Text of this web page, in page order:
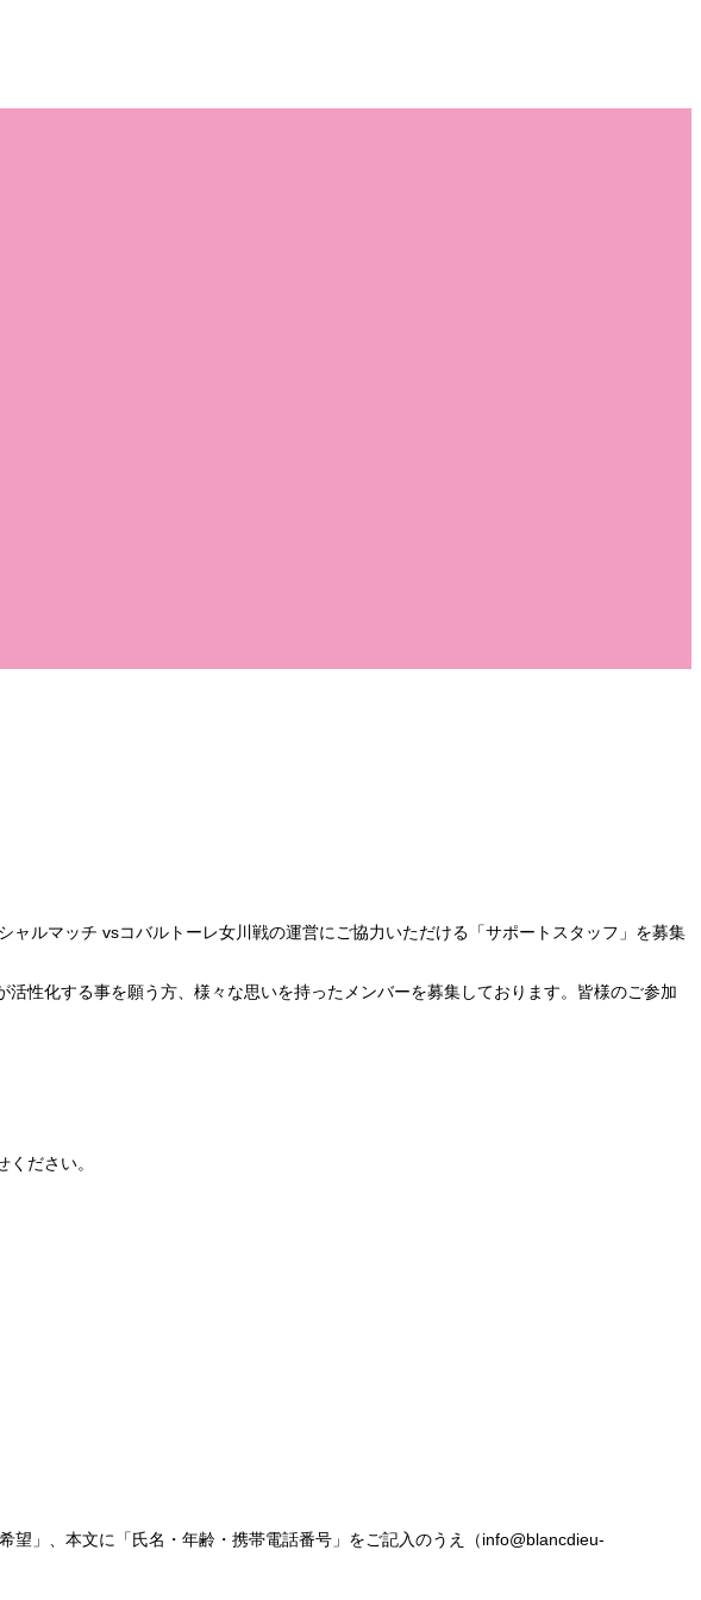
ルマッチ vsコバルトーレ女川戦の運営にご協力いただける「サポートスタッフ」を募集
性化する事を願う方、様々な思いを持ったメンバーを募集しております。皆様のご参加
ださい。
」、本文に「氏名・年齢・携帯電話番号」をご記入のうえ（info@blancdieu-